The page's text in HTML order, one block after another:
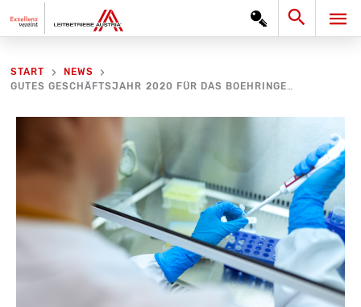
Inhalt
Search
START
NEWS
GUTES GESCHÄFTSJAHR 2020 FÜR DAS BOEHRINGER INGELHEIM RCV